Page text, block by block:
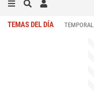
TEMAS DEL DÍA TEMPORAL